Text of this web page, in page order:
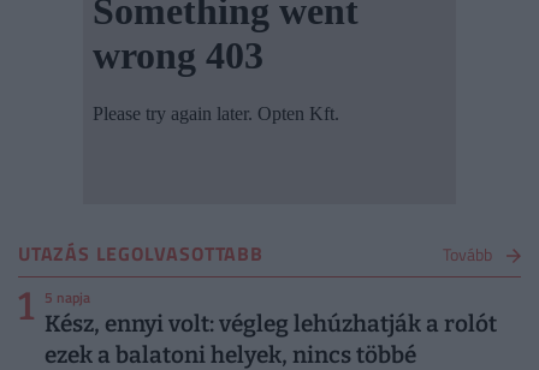
UTAZÁS LEGOLVASOTTABB Tovább
1 5 napja
Kész, ennyi volt: végleg lehúzhatják a rolót
ezek a balatoni helyek, nincs többé